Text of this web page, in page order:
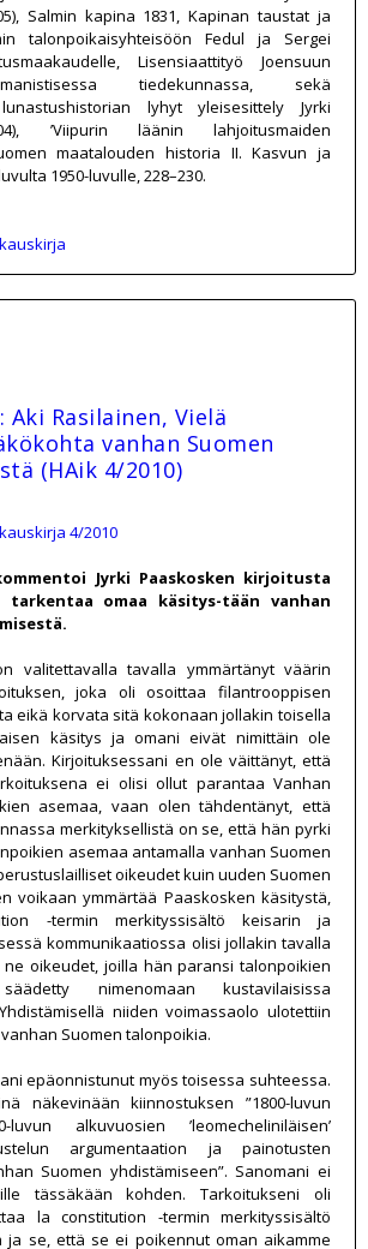
Salmin kapina 1831, Kapinan taustat ja
talonpoikaisyhteisöön Fedul ja Sergei
Lisensiaattityö Joensuun
tiedekunnassa, sekä
lyhyt yleisesittely Jyrki
’Viipurin läänin lahjoitusmaiden
maatalouden historia II. Kasvun ja
1950-luvulle, 228–230.
Aki Rasilainen, Vielä
vanhan Suomen
(HAik 4/2010)
4/2010
Jyrki Paaskosken kirjoitusta
tarkentaa omaa käsitys-tään vanhan
valitettavalla tavalla ymmärtänyt väärin
joka oli osoittaa filantrooppisen
eikä korvata sitä kokonaan jollakin toisella
käsitys ja omani eivät nimittäin ole
Kirjoituksessani en ole väittänyt, että
ei olisi ollut parantaa Vanhan
asemaa, vaan olen tähdentänyt, että
merkityksellistä on se, että hän pyrki
asemaa antamalla vanhan Suomen
oikeudet kuin uuden Suomen
voikaan ymmärtää Paaskosken käsitystä,
-termin merkityssisältö keisarin ja
kommunikaatiossa olisi jollakin tavalla
oikeudet, joilla hän paransi talonpoikien
nimenomaan kustavilaisissa
niiden voimassaolo ulotettiin
Suomen talonpoikia.
epäonnistunut myös toisessa suhteessa.
näkevinään kiinnostuksen ”1800-luvun
alkuvuosien ’leomecheliniläisen’
argumentaation ja painotusten
Suomen yhdistämiseen”. Sanomani ei
tässäkään kohden. Tarkoitukseni oli
la constitution -termin merkityssisältö
ja se, että se ei poikennut oman aikamme